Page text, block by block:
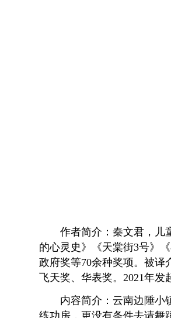
作者简介：秦文君，儿
的心灵史》《天棠街3号》
政府奖等70余种奖项。被译
飞天奖、华表奖。2021年
内容简介：云南边陲